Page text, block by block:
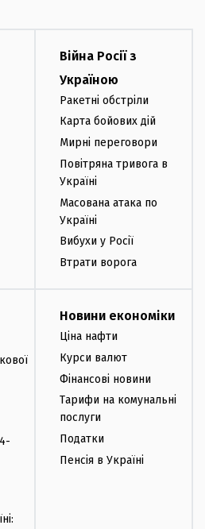
Війна Росії з
Україною
Ракетні обстріли
Карта бойових дій
Мирні переговори
Повітряна тривога в
Україні
Масована атака по
Україні
Вибухи у Росії
Втрати ворога
Новини економіки
Ціна нафти
Курси валют
Фінансові новини
Тарифи на комунальні
послуги
Податки
Пенсія в Україні